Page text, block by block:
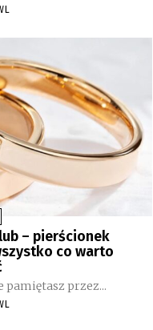
– pierścionek
co warto
pamiętasz przez...